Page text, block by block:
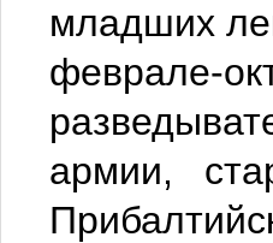
младших
феврале-
армии,